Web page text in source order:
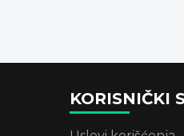
KORISNIČKI